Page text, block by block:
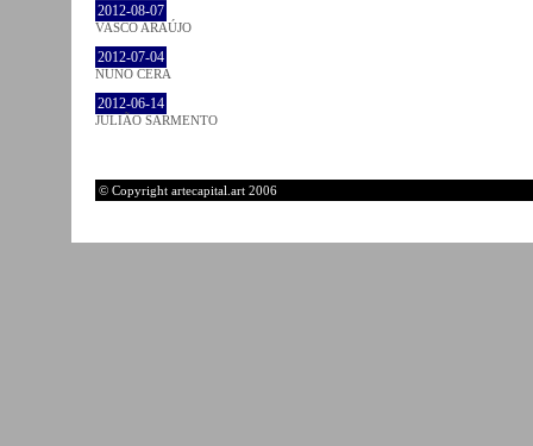
2012-08-07
VASCO ARAÚJO
2012-07-04
NUNO CERA
2012-06-14
JULIÃO SARMENTO
© Copyright artecapital.art 2006